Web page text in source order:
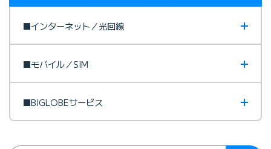
■インターネット／光回線
■モバイル／SIM
■BIGLOBEサービス